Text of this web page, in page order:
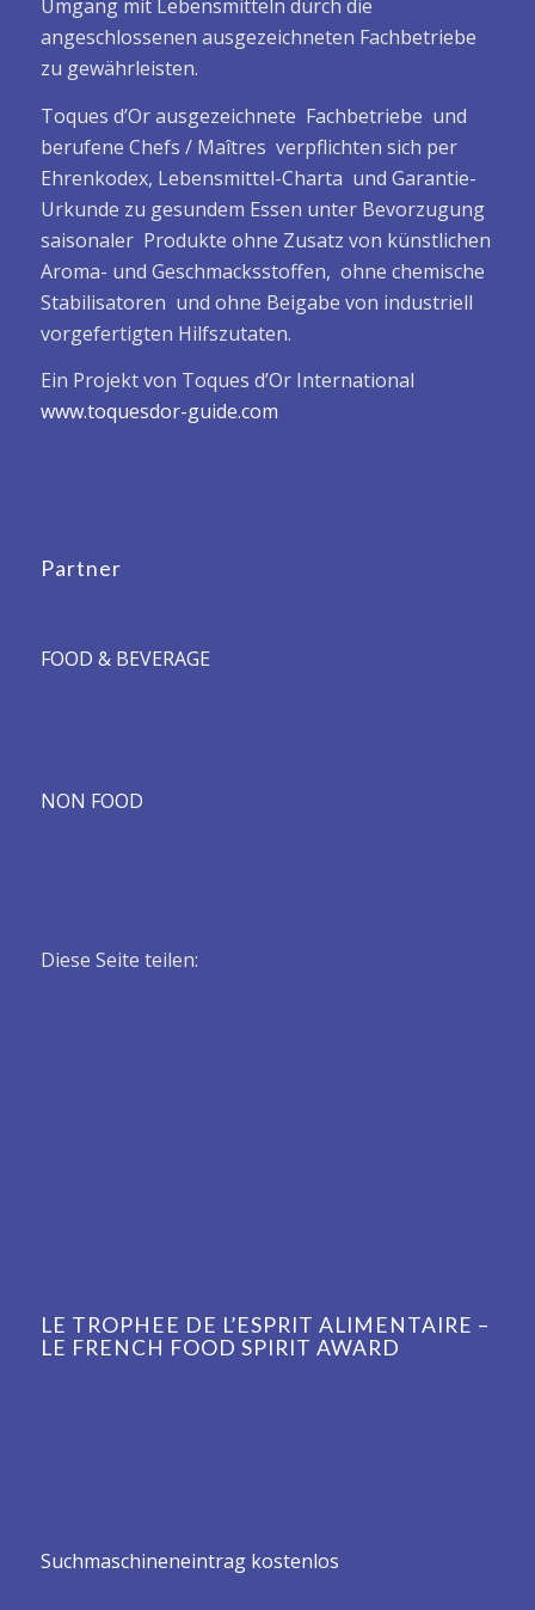
Umgang mit Lebensmitteln durch die
angeschlossenen ausgezeichneten Fachbetriebe
zu gewährleisten.
Toques d’Or ausgezeichnete Fachbetriebe und
berufene Chefs / Maîtres verpflichten sich per
Ehrenkodex, Lebensmittel-Charta und Garantie-
Urkunde zu gesundem Essen unter Bevorzugung
saisonaler Produkte ohne Zusatz von künstlichen
Aroma- und Geschmacksstoffen, ohne chemische
Stabilisatoren und ohne Beigabe von industriell
vorgefertigten Hilfszutaten.
Ein Projekt von Toques d’Or International
www.toquesdor-guide.com
Partner
FOOD & BEVERAGE
NON FOOD
Diese Seite teilen:
LE TROPHEE DE L’ESPRIT ALIMENTAIRE –
LE FRENCH FOOD SPIRIT AWARD
Suchmaschineneintrag kostenlos